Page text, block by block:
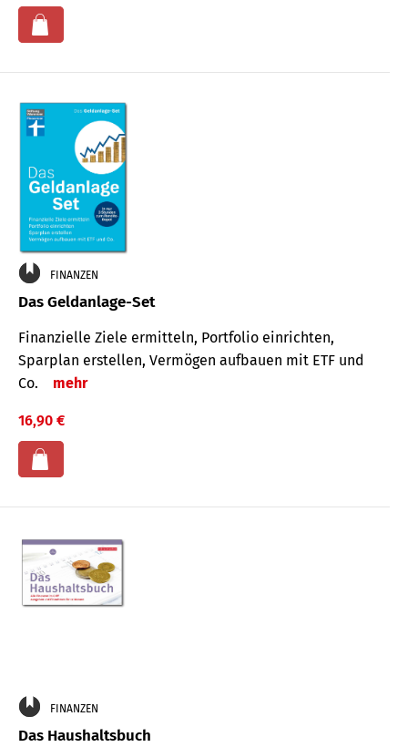
FINANZEN
Das Geldanlage-Set
Finanzielle Ziele ermitteln, Portfolio einrichten,
Sparplan erstellen, Vermögen aufbauen mit ETF und
Co.
mehr
16,90 €
FINANZEN
Das Haushaltsbuch